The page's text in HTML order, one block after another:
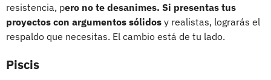
resistencia, pero no te desanimes. Si presentas tus
proyectos con argumentos sólidos y realistas, lograrás el
respaldo que necesitas. El cambio está de tu lado.
Piscis